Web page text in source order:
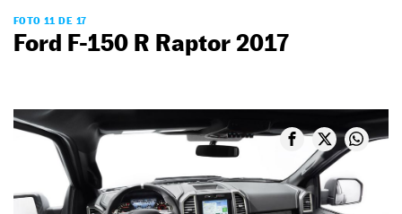
FOTO 11 DE 17
Ford F-150 R Raptor 2017